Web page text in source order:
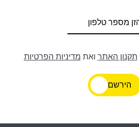
תקנון האתר ואת מדיניות הפרטיות
הירשם